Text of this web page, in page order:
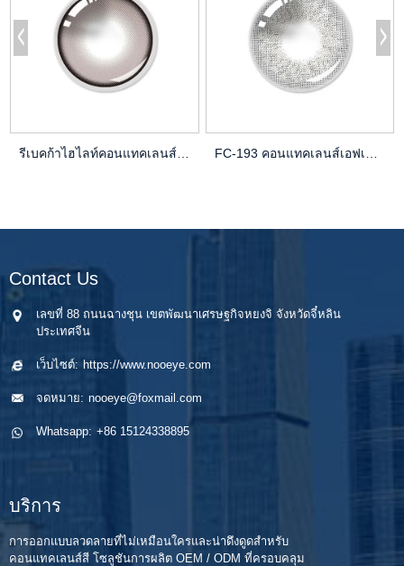
Contact Us
เลขที่ 88 ถนนฉางชุน เขตพัฒนาเศรษฐกิจหยงจิ จังหวัดจี๋หลิน
ประเทศจีน
เว็บไซต์: https://www.nooeye.com
จดหมาย: nooeye@foxmail.com
Whatsapp: +86 15124338895
บริการ
การออกแบบลวดลายที่ไม่เหมือนใครและน่าดึงดูดสำหรับ
คอนแทคเลนส์สี โซลูชันการผลิต OEM / ODM ที่ครอบคลุม